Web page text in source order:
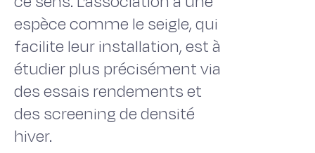
espèce comme le seigle, qui
facilite leur installation, est à
étudier plus précisément via
des essais rendements et
des screening de densité
hiver.